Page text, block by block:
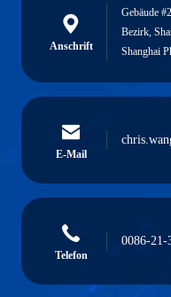
Anschrift
Gebäude
Bezirk,
Shanghai
E-Mail
Telefon
0086-21-